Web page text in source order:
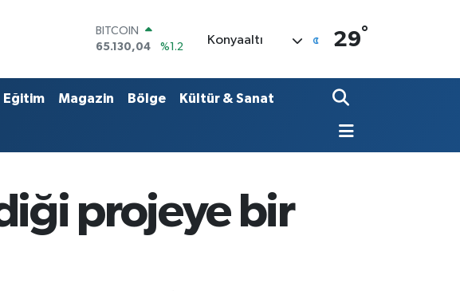
DOLAR
47,7436
%0.18
55,2510
%0.32
STERLİN
65.130,04
%1.2
Konyaaltı 29°
Eğitim Magazin Bölge Kültür & Sanat
projeye bir